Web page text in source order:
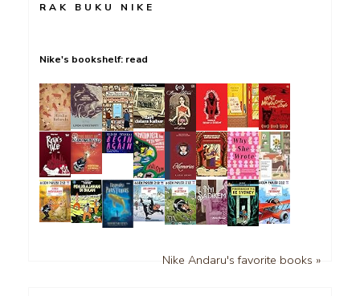
RAK BUKU NIKE
Nike's bookshelf: read
Nike Andaru's favorite books »